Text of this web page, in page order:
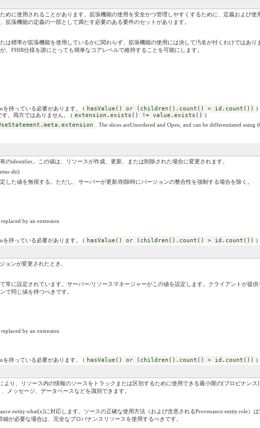
めに使用されることがあります。拡張機能の使用を安全かつ管理しやすくするために、定義および使
拡張機能の定義の一部として満たす必要のある要件のセットがあります。
は標準が拡張機能を使用しているかに関わらず、拡張機能の使用には決して汚名が付くわけではあ
、FHIR仕様を誰にとっても簡単なコアレベルで維持することを可能にします。
を持っている必要があります。 ( hasValue() or (children().count() > id.count()) )
す。両方ではありません。 ( extension.exists() != value.exists() )
. The slices areUnordered and Open, and can be differentiated
のidentifier。この値は、リソースが作成、更新、または削除された場合に変更されます。
shi)
した値を無視する。ただし、サーバーが更新/削除時にバージョンの整合性を強制する場合を除く。
by an extension
を持っている必要があります。 ( hasValue() or (children().count() > id.count()) )
ョンが変更されたとき。
常に設定されています。サーバー/リソースマネージャーがこの値を設定します。クライアントが提
で同じ値を持つべきです。
by an extension
を持っている必要があります。 ( hasValue() or (children().count() > id.count()) )
より、リソース内の情報のソースをトラックまたは区別するために使用できる最小限の[プロビナンス
メッセージ、データベースなどを識別できます。
に対応します。ソースの正確な使用方法（および含意されるProvenance.entity.role）
が必要な場合は、完全なプロバナンスリソースを使用するべきです。